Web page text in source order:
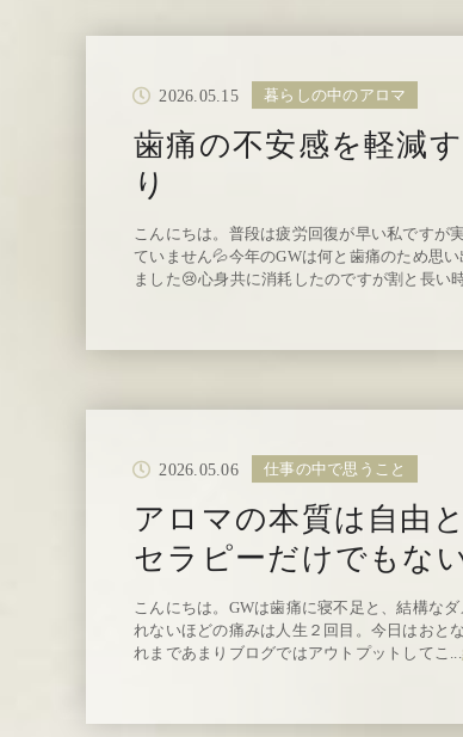
2026.05.15 暮らしの中のアロマ
歯痛の不安感を軽減
り
こんにちは。普段は疲労回復が早い私ですが
ていません💦今年のGWは何と歯痛のため思
ました😢心身共に消耗したのですが割と長い
2026.05.06 仕事の中で思うこと
アロマの本質は自由
セラピーだけでもな
こんにちは。GWは歯痛に寝不足と、結構な
れないほどの痛みは人生２回目。今日はおと
れまであまりブログではアウトプットしてこ...